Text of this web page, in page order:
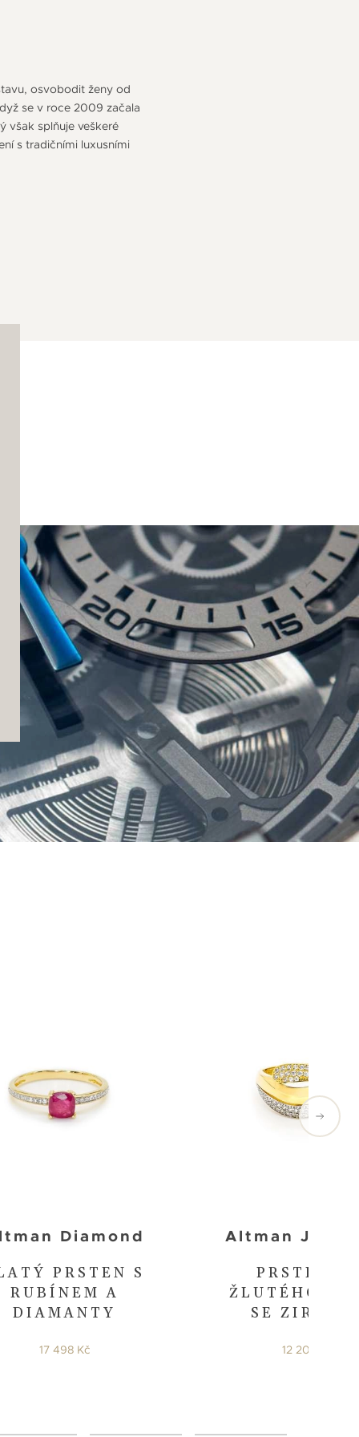
osvobodit ženy od
se v roce 2009 začala
však splňuje veškeré
s tradičními luxusními
PRSTEN S
RUBÍNEM A
DIAMANTY
Diamond
17 498 Kč
PRSTEN
ŽLUTÉHO
SE
Altman
12 200 Kč